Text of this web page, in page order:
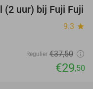
21%
(2 uur) bij Fuji Fuji
9.3 star
Regulier €37,50
€29,50